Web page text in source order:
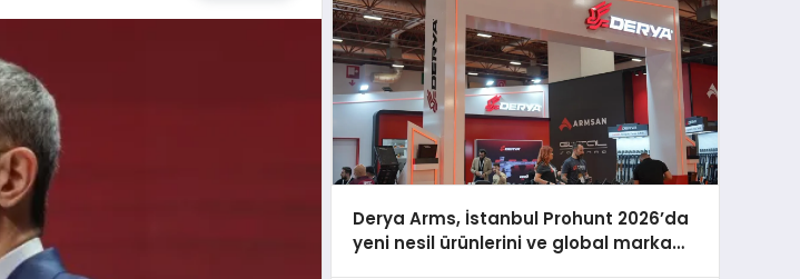
Derya Arms, İstanbul Prohunt 2026’da
yeni nesil ürünlerini ve global marka